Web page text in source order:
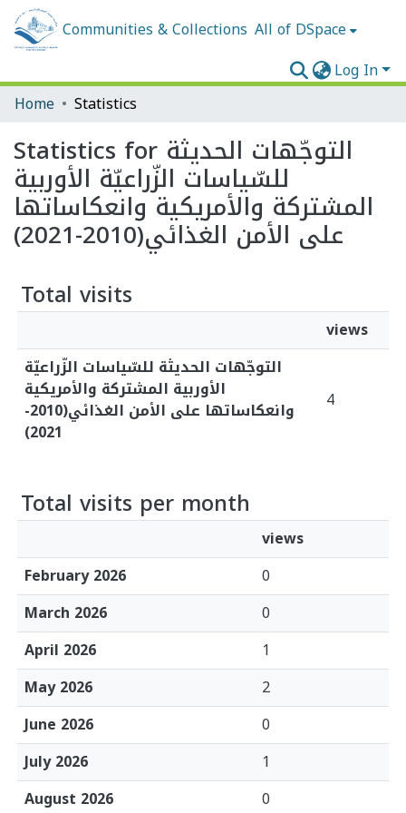
Communities & Collections All of DSpace
Log In
Home
Statistics
Statistics for التوجّهات الحديثة
للسّياسات الزّراعيّة الأوربية
المشتركة والأمريكية وانعكاساتها
على الأمن الغذائي(2010-2021)
Total visits
views
التوجّهات الحديثة للسّياسات الزّراعيّة
الأوربية المشتركة والأمريكية
وانعكاساتها على الأمن الغذائي(2010-
2021)
4
Total visits per month
views
February 2026
0
March 2026
0
April 2026
1
May 2026
2
June 2026
0
July 2026
1
August 2026
0